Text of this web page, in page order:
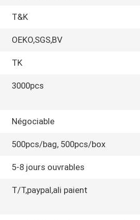
T&K
OEKO,SGS,BV
TK
3000pcs
Négociable
500pcs/bag, 500pcs/box
5-8 jours ouvrables
T/T,paypal,ali paient